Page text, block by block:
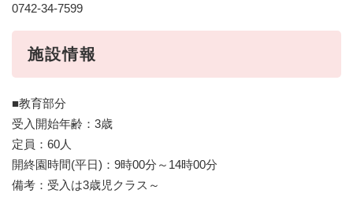
0742-34-7599
​施設情報
■教育部分
受入開始年齢：3歳
定員：60人
開終園時間(平日)：9時00分～14時00分
備考：受入は3歳児クラス～